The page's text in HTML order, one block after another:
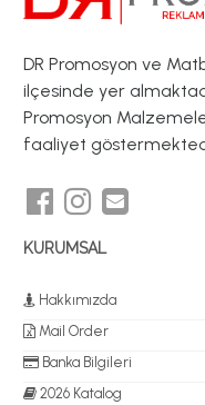
DR Promosyon ve
ilçesinde yer
Promosyon
faaliyet
KURUMSAL
Hakkımızda
Mail Order
Banka Bilgileri
2026 Katalog